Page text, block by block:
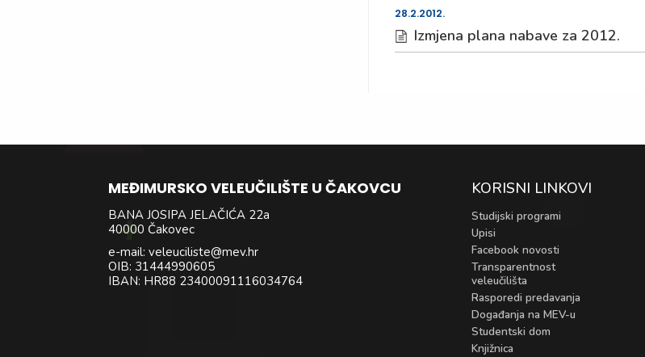
28.2.2012.
Izmjena plana nabave za 2012.
MEĐIMURSKO VELEUČILIŠTE U ČAKOVCU
BANA JOSIPA JELAČIĆA 22a
40000 Čakovec
e-mail: veleuciliste@mev.hr
OIB: 31444990605
IBAN: HR88 23400091116034764
KORISNI LINKOVI
Studijski programi
Upisi
Facebook novosti
Transparentnost
veleučilišta
Rasporedi predavanja
Događanja na MEV-u
Studentski dom
Knjižnica